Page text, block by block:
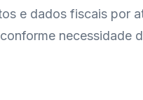
e dados fiscais por
necessidade